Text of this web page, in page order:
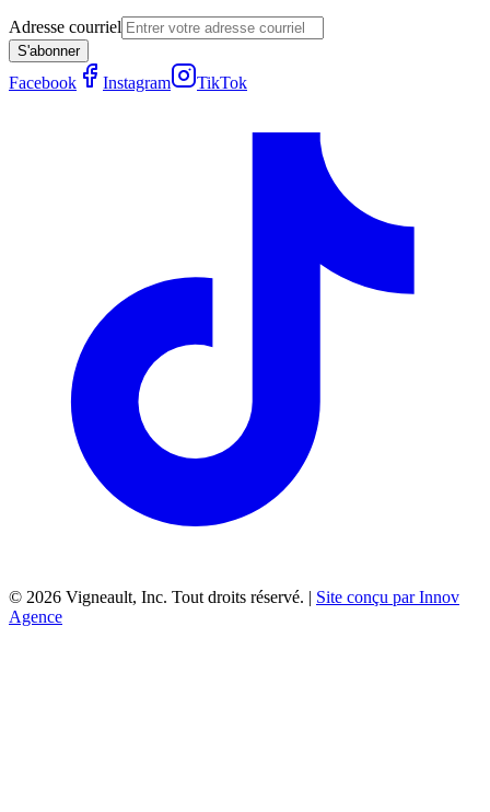
Adresse courriel
S'abonner
Facebook Instagram TikTok
© 2026 Vigneault, Inc. Tout droits réservé. | Site conçu par Innov
Agence